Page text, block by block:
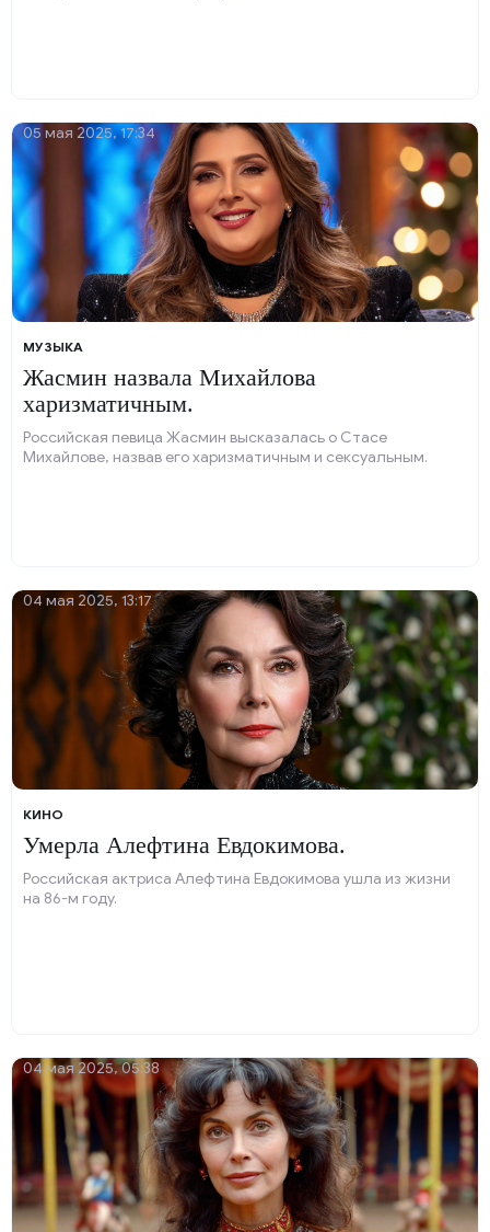
МУЗЫКА
Жасмин назвала Михайлова
харизматичным.
Российская певица Жасмин высказалась о Стасе
Михайлове, назвав его харизматичным и сексуальным.
05 мая 2025, 17:34
КИНО
Умерла Алефтина Евдокимова.
Российская актриса Алефтина Евдокимова ушла из жизни
на 86-м году.
04 мая 2025, 13:17
04 мая 2025, 05:38